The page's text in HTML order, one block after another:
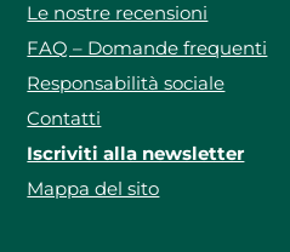
Le nostre recensioni
FAQ – Domande frequenti
Responsabilità sociale
Contatti
Iscriviti alla newsletter
Mappa del sito